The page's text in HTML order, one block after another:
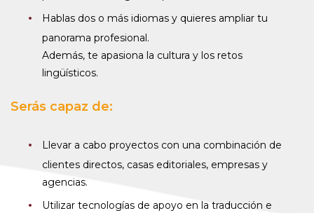
Hablas dos o más idiomas y quieres ampliar tu
panorama profesional.
Además, te apasiona la cultura y los retos
lingüísticos.
Serás capaz de:
Llevar a cabo proyectos con una combinación de
clientes directos, casas editoriales, empresas y
agencias.
Utilizar tecnologías de apoyo en la traducción e